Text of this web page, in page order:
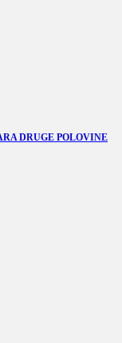
DRUGE POLOVINE